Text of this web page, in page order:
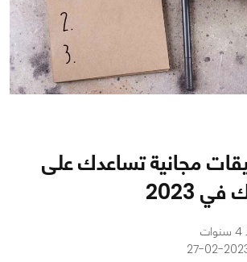
تطبيقات مجانية تساعدك على
2023